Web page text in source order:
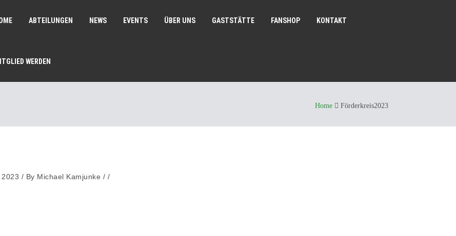
ABTEILUNGEN NEWS EVENTS ÜBER UNS GASTSTÄTTE FANSHOP KONTAKT
WERDEN
Home Förderkreis2023
/ By Michael Kamjunke / /